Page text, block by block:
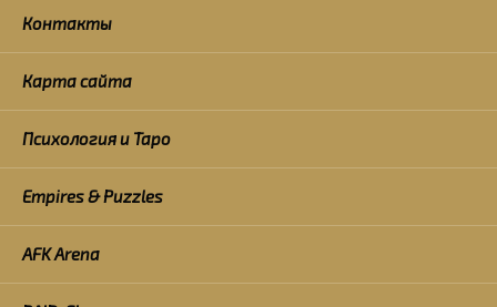
Контакты
Карта сайта
Психология и Таро
Empires & Puzzles
AFK Arena